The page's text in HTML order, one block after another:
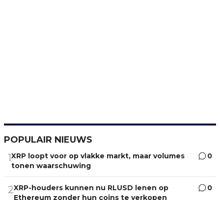
POPULAIR NIEUWS
1XRP loopt voor op vlakke markt, maar volumes
tonen waarschuwing
0
2XRP-houders kunnen nu RLUSD lenen op
Ethereum zonder hun coins te verkopen
0